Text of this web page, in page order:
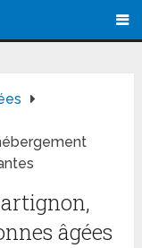
âgées